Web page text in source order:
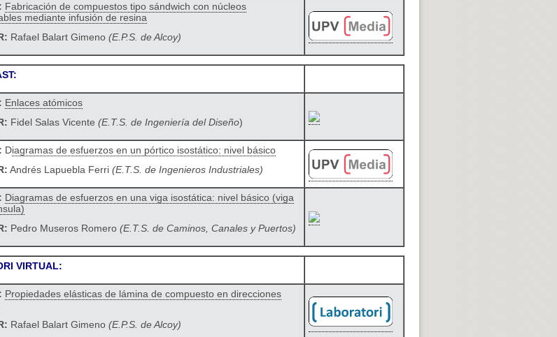
Fabricación de compuestos tipo sándwich con núcleos
mediante infusión de resina
Rafael Balart Gimeno(E.P.S. de Alcoy)
Enlaces atómicos
Fidel Salas Vicente(E.T.S. de Ingeniería del Diseño)
Diagramas de esfuerzos en un pórtico isostático: nivel básico
Andrés Lapuebla Ferri(E.T.S. de Ingenieros Industriales)
Diagramas de esfuerzos en una viga isostática: nivel básico (viga
Pedro Museros Romero(E.T.S. de Caminos, Canales y Puertos)
VIRTUAL:
Propiedades elásticas de lámina de compuesto en direcciones
Rafael Balart Gimeno(E.P.S. de Alcoy)